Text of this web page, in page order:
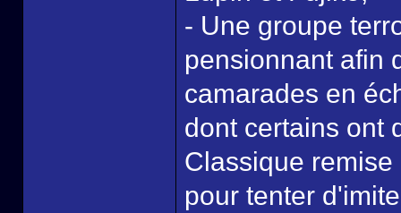
- Une groupe
pensionnant afin
camarades en
dont certains ont
Classique
pour tenter